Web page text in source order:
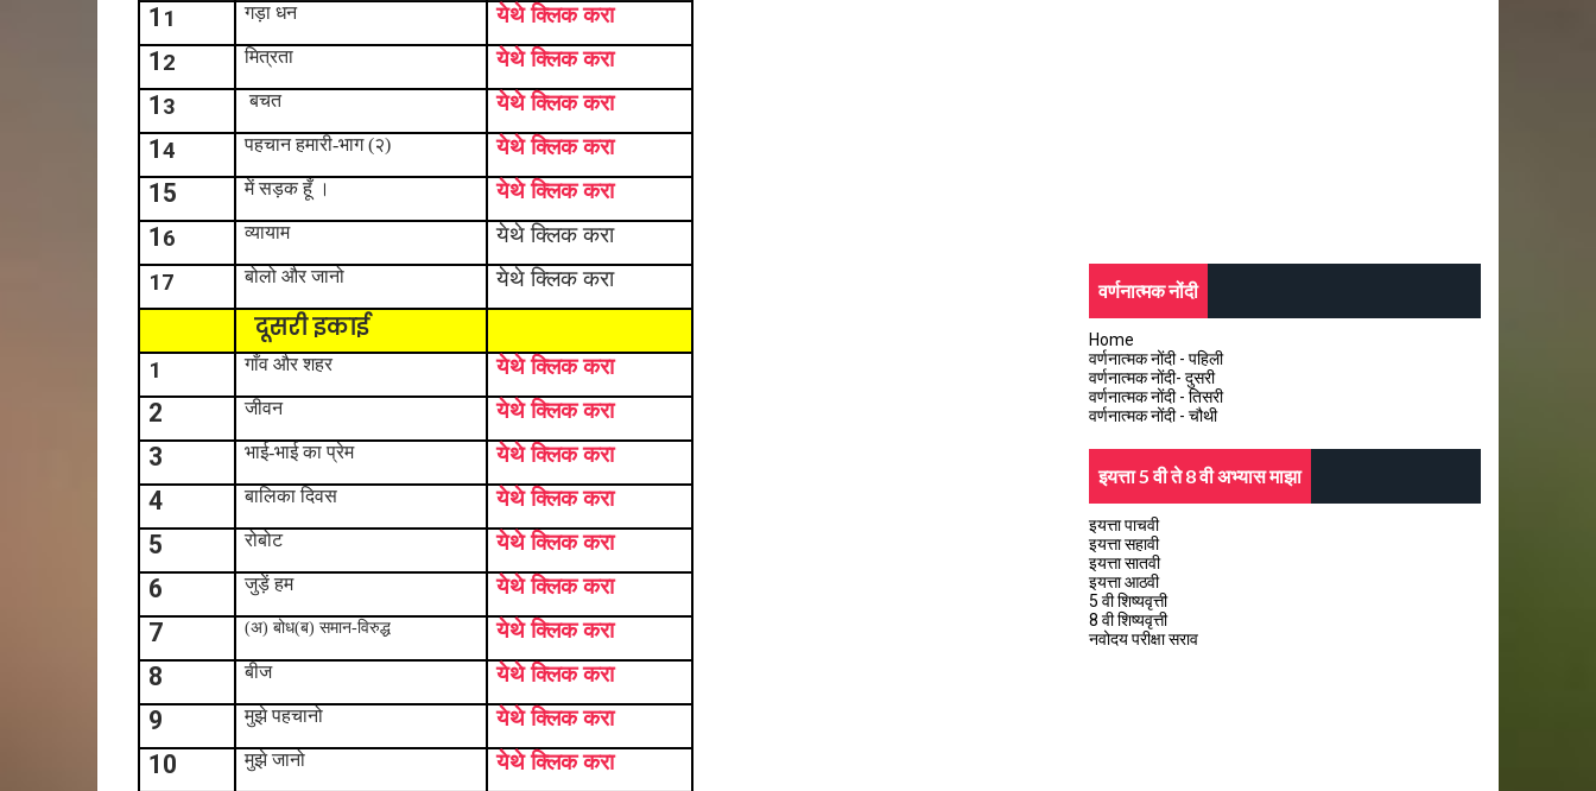
1 1 गड़ा धन येथे क्लिक करा
1 2 मित्रता येथे क्लिक करा
1 3 बचत येथे क्लिक करा
14 पहचान हमारी-भाग (२) येथे क्लिक करा
15 में सड़क हूँ । येथे क्लिक करा
1 6 व्यायाम येथे क्लिक करा
17 बोलो और जानो येथे क्लिक करा
दूसरी इकाई
1 गाँव और शहर येथे क्लिक करा
2 जीवन येथे क्लिक करा
3 भाई-भाई का प्रेम येथे क्लिक करा
4 बालिका दिवस येथे क्लिक करा
5 रोबोट येथे क्लिक करा
6 जुड़ें हम येथे क्लिक करा
7 (अ) बोध(ब) समान-विरुद्ध येथे क्लिक करा
8 बीज येथे क्लिक करा
9 मुझे पहचानो येथे क्लिक करा
10 मुझे जानो येथे क्लिक करा
वर्णनात्मक नोंदी
Home
वर्णनात्मक नोंदी - पहिली
वर्णनात्मक नोंदी- दुसरी
वर्णनात्मक नोंदी - तिसरी
वर्णनात्मक नोंदी - चौथी
इयत्ता 5 वी ते 8 वी अभ्यास माझा
इयत्ता पाचवी
इयत्ता सहावी
इयत्ता सातवी
इयत्ता आठवी
5 वी शिष्यवृत्ती
8 वी शिष्यवृत्ती
नवोदय परीक्षा सराव